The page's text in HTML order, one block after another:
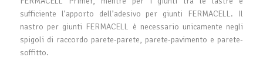
sufficiente l’apporto dell’adesivo per giunti FERMACELL. Il
nastro per giunti FERMACELL è necessario unicamente negli
spigoli di raccordo parete-parete, parete-pavimento e parete-
soffitto.